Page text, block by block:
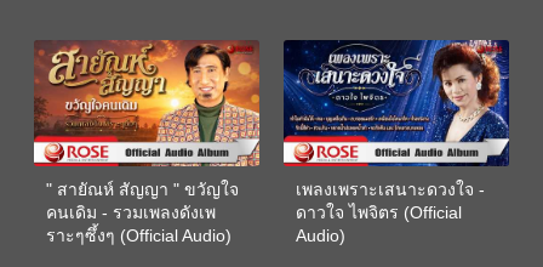
" สายัณห์ สัญญา " ขวัญใจ
คนเดิม - รวมเพลงดังเพ
ราะๆซึ้งๆ (Official Audio)
เพลงเพราะเสนาะดวงใจ -
ดาวใจ ไพจิตร (Official
Audio)